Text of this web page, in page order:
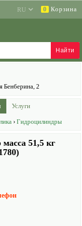
0 Корзина
Бенберина, 2
Услуги
› Гидроцилиндры
51,5 кг